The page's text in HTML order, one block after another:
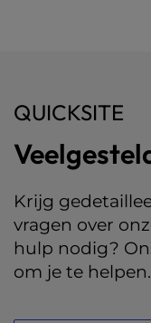
QUICKSITE
Krijg
vragen over
hulp nodig?
om je te helpen.